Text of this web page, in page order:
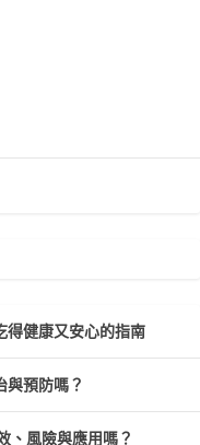
得健康又安心的指南
與預防嗎？
、風險與應用嗎？